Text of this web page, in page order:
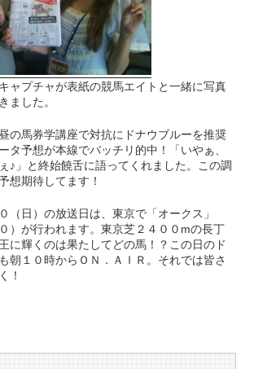
ャプチャが表紙の競馬エイトと一緒に写真
ました。
の馬券学講座で対抗にドナウブルーを推奨
タ予想が本線でバッチリ的中！「いやぁ、
♪」と終始饒舌に語ってくれました。この調
想期待してます！
（日）の放送日は、東京で「オークス」
）が行われます。東京芝２４００mの長丁
に輝くのは果たしてどの馬！？この日のド
朝１０時からＯＮ．ＡＩＲ。それでは皆さ
！